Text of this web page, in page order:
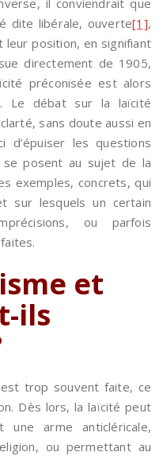
il conviendrait que
dite libérale, ouverte[1],
position, en signifiant
directement de 1905,
préconisée est alors
Le débat sur la laïcité
sans doute aussi en
d’épuiser les questions
posent au sujet de la
exemples, concrets, qui
sur lesquels un certain
ou parfois
et
ils
trop souvent faite, ce
Dès lors, la laïcité peut
arme anticléricale,
ou permettant au